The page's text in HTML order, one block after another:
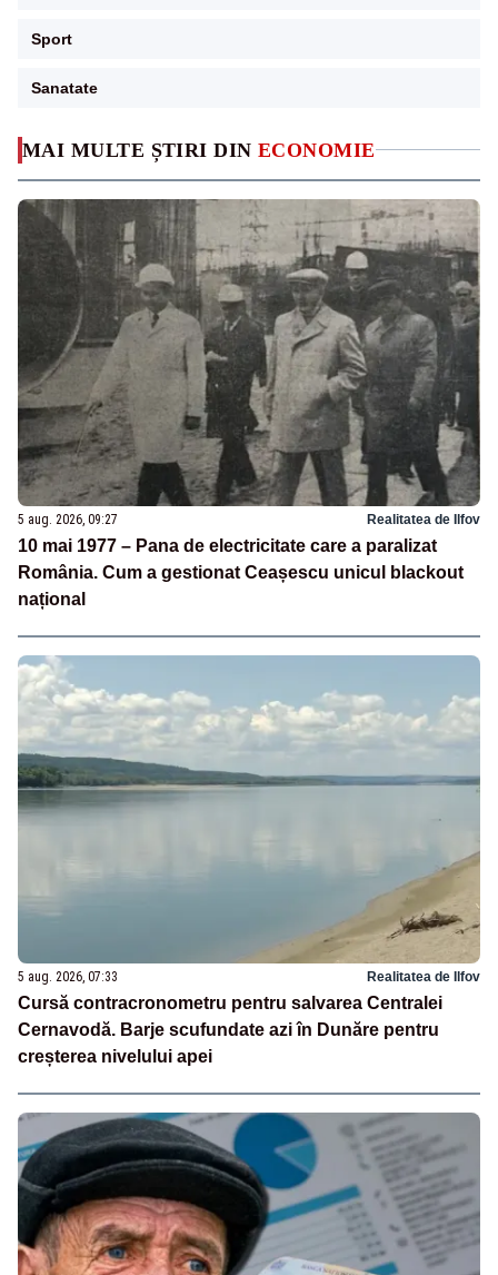
MAI MULTE ȘTIRI DIN ECONOMIE
5 aug. 2026, 09:27 Realitatea de Ilfov
10 mai 1977 – Pana de electricitate care a paralizat
România. Cum a gestionat Ceașescu unicul blackout
național
5 aug. 2026, 07:33 Realitatea de Ilfov
Cursă contracronometru pentru salvarea Centralei
Cernavodă. Barje scufundate azi în Dunăre pentru
creșterea nivelului apei
Sport
Sanatate